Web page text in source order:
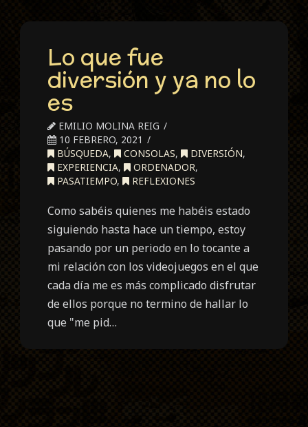
Lo que fue
diversión y ya no lo
es
EMILIO MOLINA REIG
10 FEBRERO, 2021
BÚSQUEDA, CONSOLAS, DIVERSIÓN,
EXPERIENCIA, ORDENADOR,
PASATIEMPO, REFLEXIONES
Como sabéis quienes me habéis estado
siguiendo hasta hace un tiempo, estoy
pasando por un periodo en lo tocante a
mi relación con los videojuegos en el que
cada día me es más complicado disfrutar
de ellos porque no termino de hallar lo
que "me pid…